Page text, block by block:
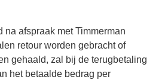
na afspraak met Timmerman
retour worden gebracht of
gehaald, zal bij de terugbetaling
het betaalde bedrag per